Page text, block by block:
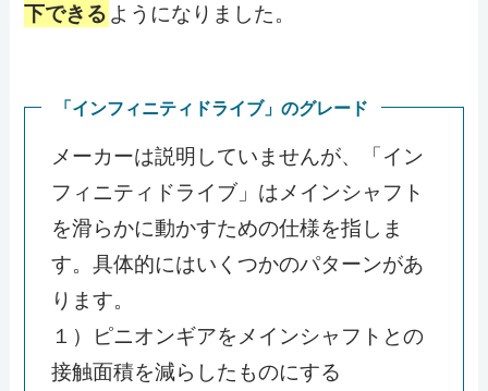
下できる ようになりました。
「インフィニティドライブ」のグレード
メーカーは説明していませんが、「イン
フィニティドライブ」はメインシャフト
を滑らかに動かすための仕様を指しま
す。具体的にはいくつかのパターンがあ
ります。
１）ピニオンギアをメインシャフトとの
接触面積を減らしたものにする